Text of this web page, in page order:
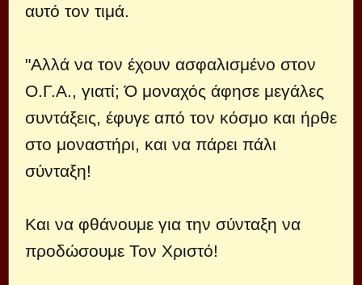
αυτό τον τιμά.
"Αλλά να τον έχουν ασφαλισμένο στον
Ο.Γ.Α., γιατί; Ό μοναχός άφησε μεγάλες
συντάξεις, έφυγε από τον κόσμο και ήρθε
στο μοναστήρι, και να πάρει πάλι
σύνταξη!
Και να φθάνουμε για την σύνταξη να
προδώσουμε Τον Χριστό!